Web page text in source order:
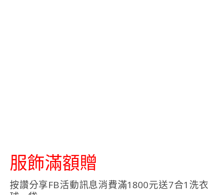
服飾滿額贈
按讚分享FB活動訊息消費滿1800元送7合1洗衣